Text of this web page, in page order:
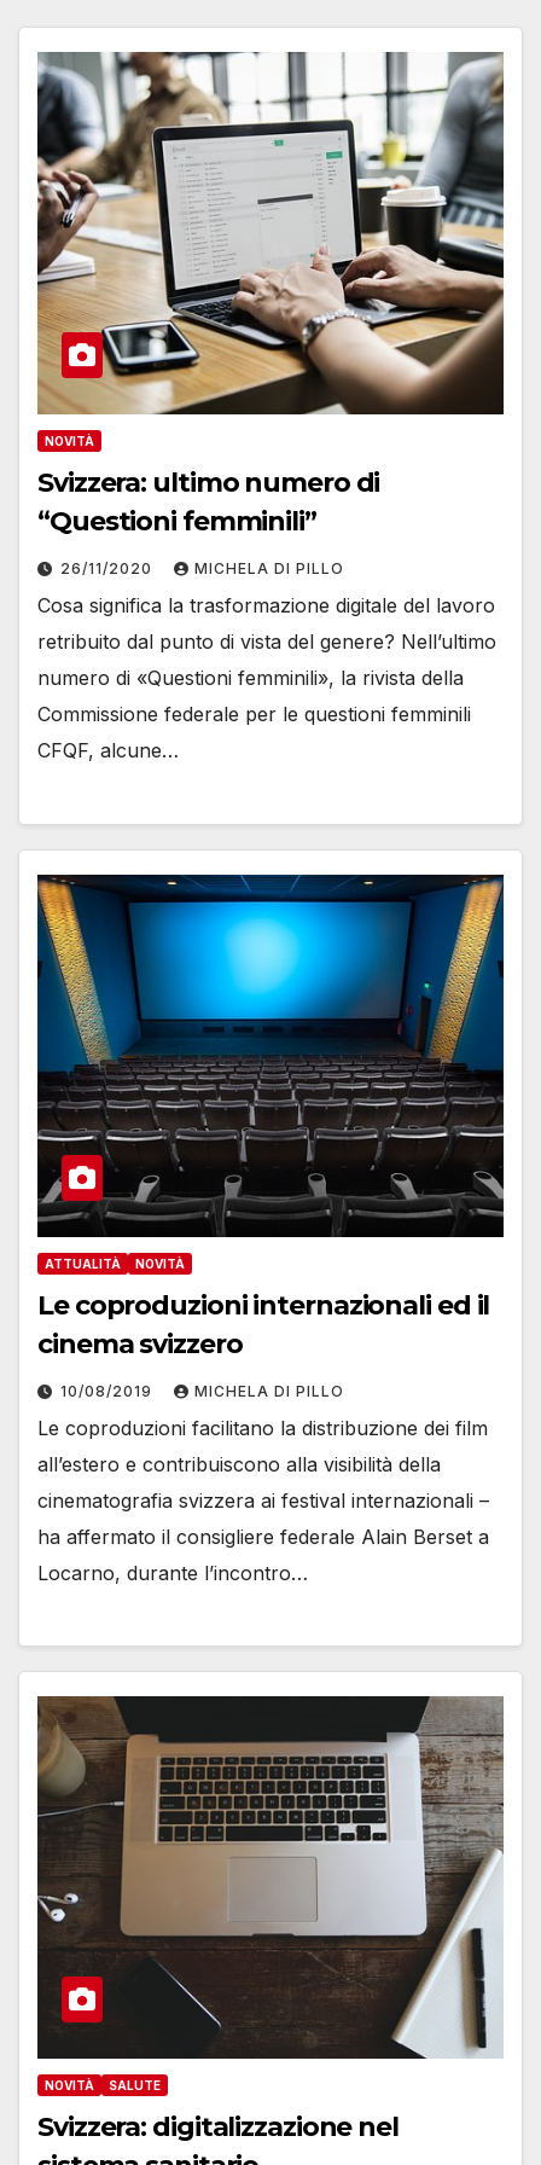
NOVITÀ
Svizzera: ultimo numero di
“Questioni femminili”
26/11/2020 MICHELA DI PILLO
Cosa significa la trasformazione digitale del lavoro
retribuito dal punto di vista del genere? Nell’ultimo
numero di «Questioni femminili», la rivista della
Commissione federale per le questioni femminili
CFQF, alcune…
ATTUALITÀ NOVITÀ
Le coproduzioni internazionali ed il
cinema svizzero
10/08/2019 MICHELA DI PILLO
Le coproduzioni facilitano la distribuzione dei film
all’estero e contribuiscono alla visibilità della
cinematografia svizzera ai festival internazionali –
ha affermato il consigliere federale Alain Berset a
Locarno, durante l’incontro…
NOVITÀ SALUTE
Svizzera: digitalizzazione nel